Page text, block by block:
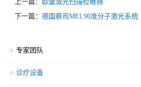
上一篇：
欧堡激光扫描检眼镜
下一篇： 德国蔡司MEL90准分子激光系统
专家团队
诊疗设备